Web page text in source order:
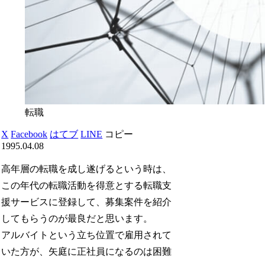
転職
X Facebook はてブ LINE コピー
1995.04.08
高年層の転職を成し遂げるという時は、
この年代の転職活動を得意とする転職支
援サービスに登録して、募集案件を紹介
してもらうのが最良だと思います。
アルバイトという立ち位置で雇用されて
いた方が、矢庭に正社員になるのは困難